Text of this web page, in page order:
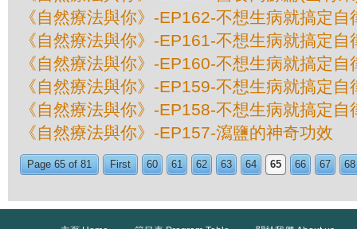
《自然療法與你》-EP162-不想生病就搞定自
《自然療法與你》-EP161-不想生病就搞定自
《自然療法與你》-EP160-不想生病就搞定自
《自然療法與你》-EP159-不想生病就搞定自
《自然療法與你》-EP158-不想生病就搞定自
《自然療法與你》-EP157-瀉鹽的神奇功效
Page 65 of 81 First 60 61 62 63 64 65 66 67 68